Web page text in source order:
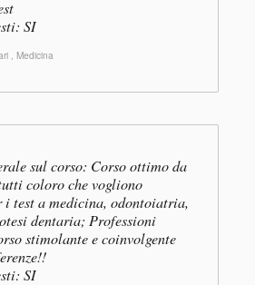
SI
, Medicina
sul corso: Corso ottimo da
coloro che vogliono
i test a medicina, odontoiatria,
dentaria; Professioni
stimolante e coinvolgente
SI